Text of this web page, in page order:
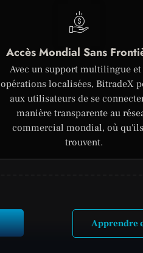
Accès Mondial Sans
Avec un support multilingue et
opérations localisées, BitradeX
aux utilisateurs de se
manière transparente au
commercial mondial, où
trouvent.
Apprendre